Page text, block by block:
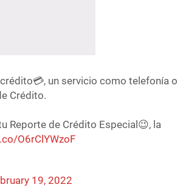
un servicio como telefonía o
Crédito.
Reporte de Crédito Especial😉, la
O6rClYWzoF
19, 2022